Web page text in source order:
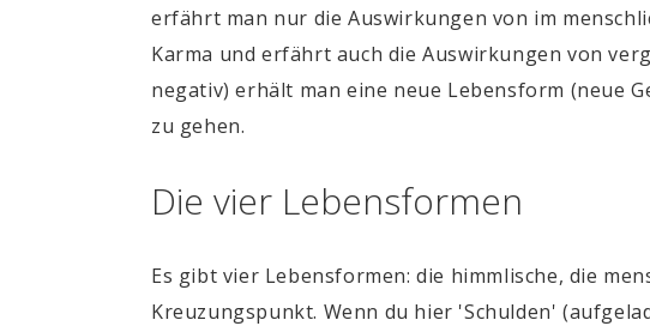
erfährt man nur die Auswirkungen von im
Karma und erfährt auch die Auswirkungen von
negativ) erhält man eine neue Lebensform (neue
zu gehen.
Die vier Lebensformen
Es gibt vier Lebensformen: die himmlische, die
Kreuzungspunkt. Wenn du hier 'Schulden'